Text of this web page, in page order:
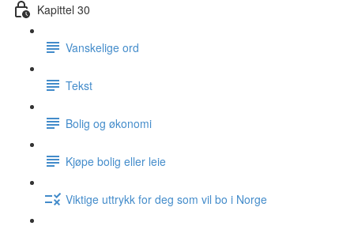
Kapittel 30
Vanskelige ord
Tekst
Bolig og økonomi
Kjøpe bolig eller leie
Viktige uttrykk for deg som vil bo i Norge